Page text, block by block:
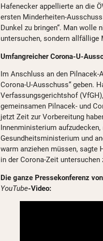
Hafenecker appellierte an die
ersten Minderheiten-
Dunkel zu bringen“. Man wolle
untersuchen, sondern allfällige
Umfangreicher Corona-U-
Im Anschluss an den
Corona-U-Ausschuss“ geben.
Verfassungsgerichtshof
gemeinsamen Pilnacek- und
jetzt Zeit zur Vorbereitung
Innenministerium
Gesundheitsministerium und
warm anziehen müssen, sagte
in der Corona-Zeit untersuchen
Die ganze Pressekonferenz
YouTube-Video: